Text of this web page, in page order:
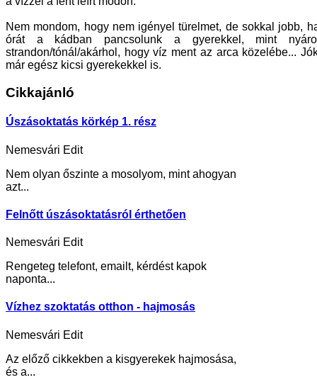
Nem mondom, hogy nem igényel türelmet, de sokkal jobb,
órát a kádban pancsolunk a gyerekkel, mint
strandon/tónál/akárhol, hogy víz ment az arca közelébe...
már egész kicsi gyerekekkel is.
Cikkajánló
Úszásoktatás körkép 1. rész
Nemesvári Edit
Nem olyan őszinte a mosolyom, mint ahogyan
azt...
Felnőtt úszásoktatásról érthetően
Nemesvári Edit
Rengeteg telefont, emailt, kérdést kapok
naponta...
Vízhez szoktatás otthon - hajmosás
Nemesvári Edit
Az előző cikkekben a kisgyerekek hajmosása,
és a...